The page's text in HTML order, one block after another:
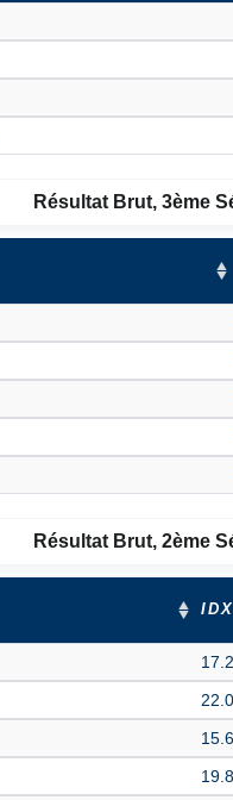
Résultat Brut, 3ème
Résultat Brut, 2ème
IDX
17.2
22.0
15.6
19.8